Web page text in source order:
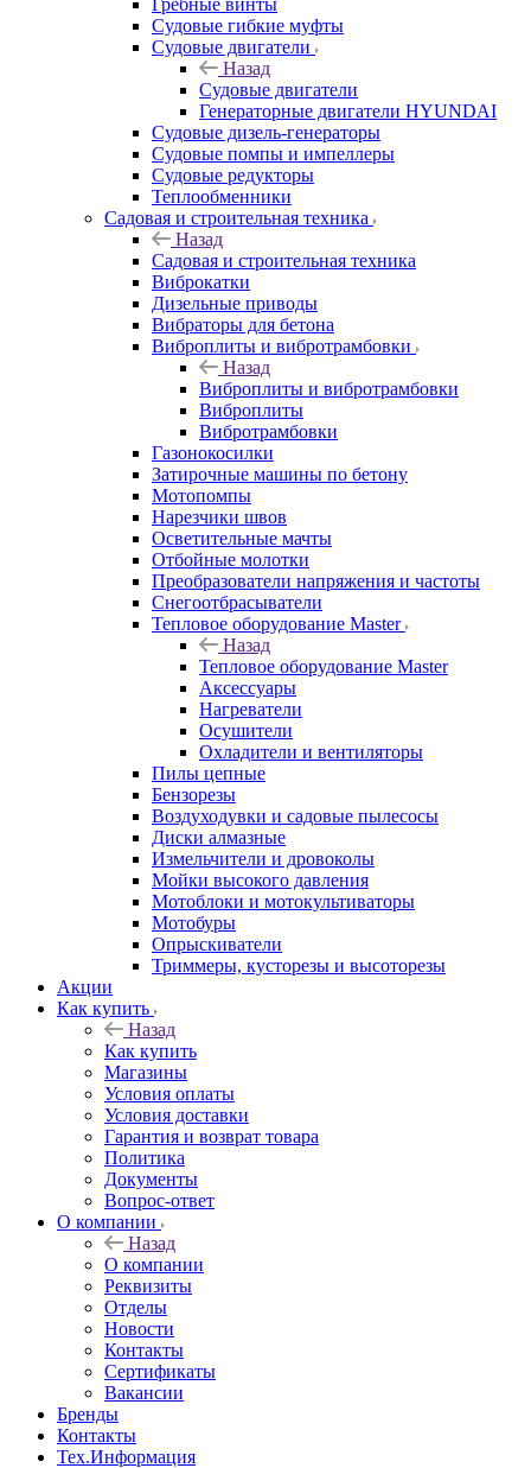
Гребные винты
Судовые гибкие муфты
Судовые двигатели
Назад
Судовые двигатели
Генераторные двигатели HYUNDAI
Судовые дизель-генераторы
Судовые помпы и импеллеры
Судовые редукторы
Теплообменники
Садовая и строительная техника
Назад
Садовая и строительная техника
Виброкатки
Дизельные приводы
Вибраторы для бетона
Виброплиты и вибротрамбовки
Назад
Виброплиты и вибротрамбовки
Виброплиты
Вибротрамбовки
Газонокосилки
Затирочные машины по бетону
Мотопомпы
Нарезчики швов
Осветительные мачты
Отбойные молотки
Преобразователи напряжения и частоты
Снегоотбрасыватели
Тепловое оборудование Master
Назад
Тепловое оборудование Master
Аксессуары
Нагреватели
Осушители
Охладители и вентиляторы
Пилы цепные
Бензорезы
Воздуходувки и садовые пылесосы
Диски алмазные
Измельчители и дровоколы
Мойки высокого давления
Мотоблоки и мотокультиваторы
Мотобуры
Опрыскиватели
Триммеры, кусторезы и высоторезы
Акции
Как купить
Назад
Как купить
Магазины
Условия оплаты
Условия доставки
Гарантия и возврат товара
Политика
Документы
Вопрос-ответ
О компании
Назад
О компании
Реквизиты
Отделы
Новости
Контакты
Сертификаты
Вакансии
Бренды
Контакты
Тех.Информация